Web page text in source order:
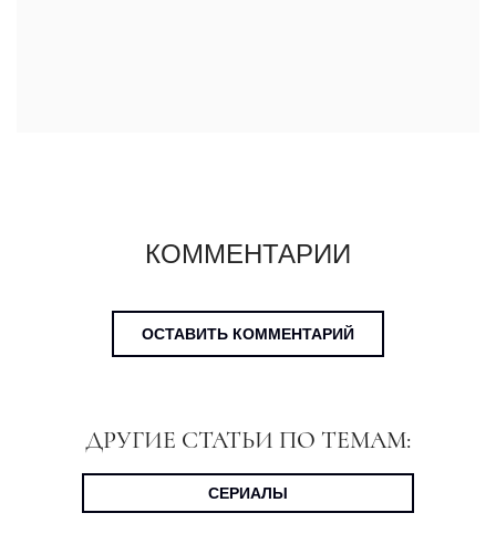
КОММЕНТАРИИ
ОСТАВИТЬ КОММЕНТАРИЙ
ДРУГИЕ СТАТЬИ ПО ТЕМАМ:
СЕРИАЛЫ